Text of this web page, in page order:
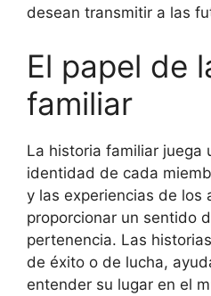
desean transmitir a las
El papel de
familiar
La historia familiar juega
identidad de cada
y las experiencias de los
proporcionar un sentido
pertenencia. Las
de éxito o de lucha,
entender su lugar en el